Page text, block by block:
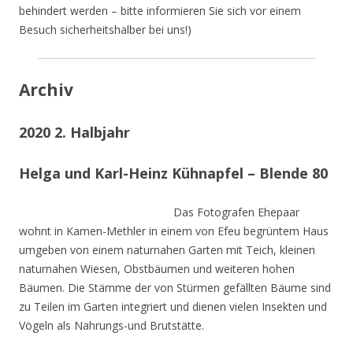
behindert werden – bitte informieren Sie sich vor einem
Besuch sicherheitshalber bei uns!)
Archiv
2020 2. Halbjahr
Helga und Karl-Heinz Kühnapfel – Blende 80
Das Fotografen Ehepaar
wohnt in Kamen-Methler in einem von Efeu begrüntem Haus
umgeben von einem naturnahen Garten mit Teich, kleinen
naturnahen Wiesen, Obstbäumen und weiteren hohen
Bäumen. Die Stämme der von Stürmen gefällten Bäume sind
zu Teilen im Garten integriert und dienen vielen Insekten und
Vögeln als Nahrungs-und Brutstätte.